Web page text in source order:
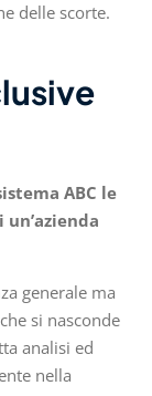
delle scorte.
ABC le
generale ma
si nasconde
analisi ed
nella